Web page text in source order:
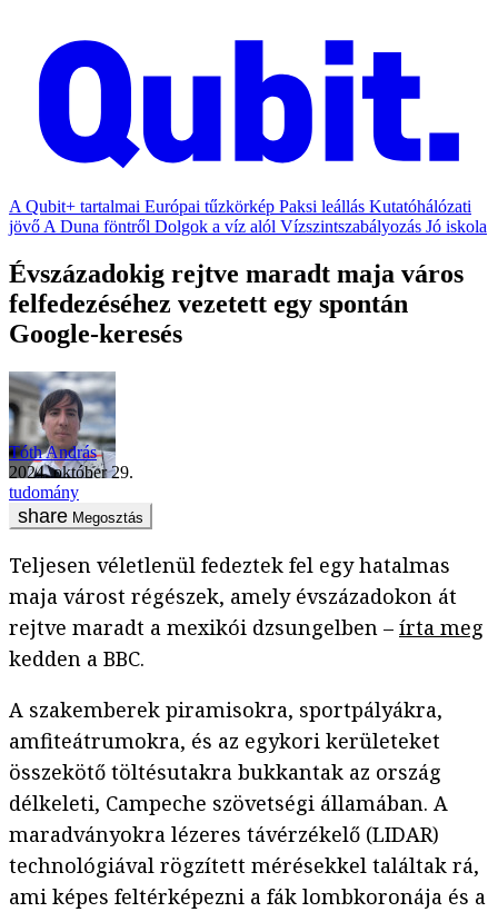
A Qubit+ tartalmai Európai tűzkörkép Paksi leállás Kutatóhálózati
jövő A Duna föntről Dolgok a víz alól Vízszintszabályozás Jó iskola
Évszázadokig rejtve maradt maja város
felfedezéséhez vezetett egy spontán
Google-keresés
Tóth András
2024. október 29.
tudomány
Megosztás
Teljesen véletlenül fedeztek fel egy hatalmas
maja várost régészek, amely évszázadokon át
rejtve maradt a mexikói dzsungelben – írta meg
kedden a BBC.
A szakemberek piramisokra, sportpályákra,
amfiteátrumokra, és az egykori kerületeket
összekötő töltésutakra bukkantak az ország
délkeleti, Campeche szövetségi államában. A
maradványokra lézeres távérzékelő (LIDAR)
technológiával rögzített mérésekkel találtak rá,
ami képes feltérképezni a fák lombkoronája és a